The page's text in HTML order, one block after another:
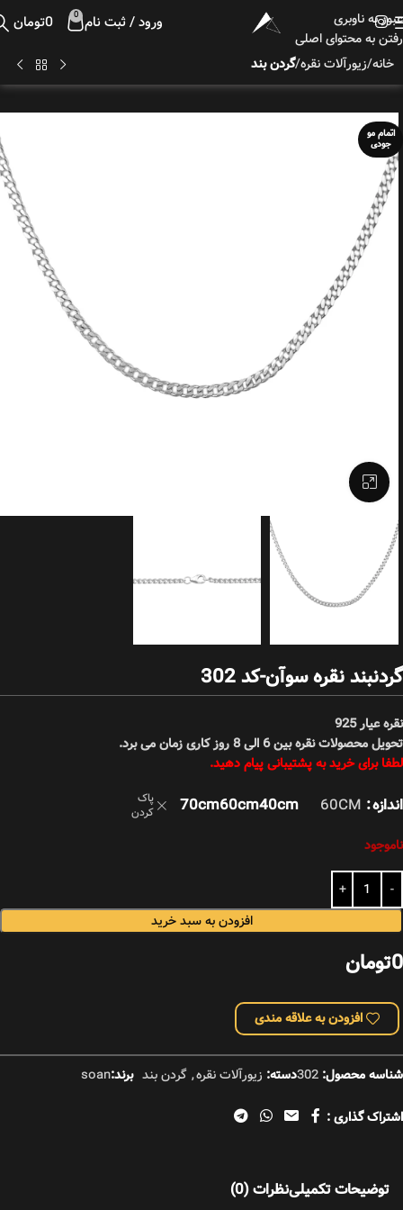
عبور به ناوبری
رفتن به محتوای اصلی
ورود / ثبت نام 0
0تومان
خانه زیورآلات نقره گردن بند
اتمام مو
جودی
بزرگنمایی تصویر
گردنبند نقره سوآن-کد 302
نقره عیار 925
تحویل محصولات نقره بین 6 الی 8 روز کاری زمان می برد.
لطفا برای خرید به پشتیبانی پیام دهید.
اندازه 60CM
40cm
60cm
70cm
پاک
کردن
ناموجود
افزودن به سبد خرید
0تومان
افزودن به علاقه مندی
شناسه محصول: 302دسته: زیورآلات نقره, گردن بند برند:soan
اشتراک گذاری :
توضیحات تکمیلینظرات (0)